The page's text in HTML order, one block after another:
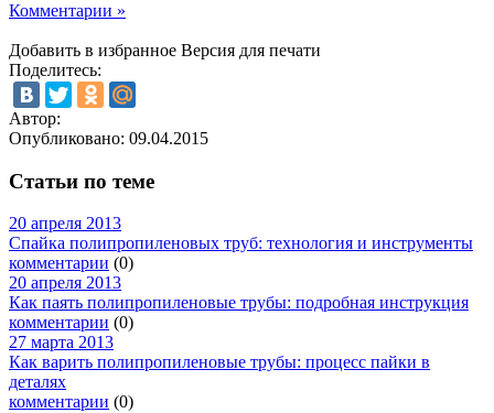
Комментарии »
Добавить в избранное Версия для печати
Поделитесь:
Автор:
Опубликовано: 09.04.2015
Статьи по теме
20 апреля 2013
Спайка полипропиленовых труб: технология и инструменты
комментарии (0)
20 апреля 2013
Как паять полипропиленовые трубы: подробная инструкция
комментарии (0)
27 марта 2013
Как варить полипропиленовые трубы: процесс пайки в
деталях
комментарии (0)